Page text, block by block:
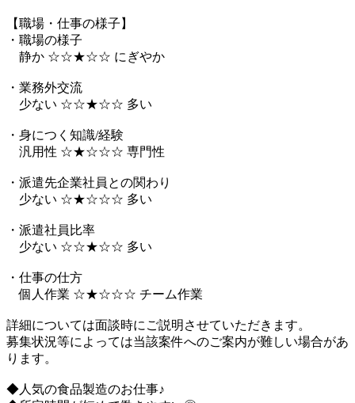
【職場・仕事の様子】
・職場の様子
静か ☆☆★☆☆ にぎやか
・業務外交流
少ない ☆☆★☆☆ 多い
・身につく知識/経験
汎用性 ☆★☆☆☆ 専門性
・派遣先企業社員との関わり
少ない ☆★☆☆☆ 多い
・派遣社員比率
少ない ☆☆★☆☆ 多い
・仕事の仕方
個人作業 ☆★☆☆☆ チーム作業
詳細については面談時にご説明させていただきます。
募集状況等によっては当該案件へのご案内が難しい場合があ
ります。
◆人気の食品製造のお仕事♪